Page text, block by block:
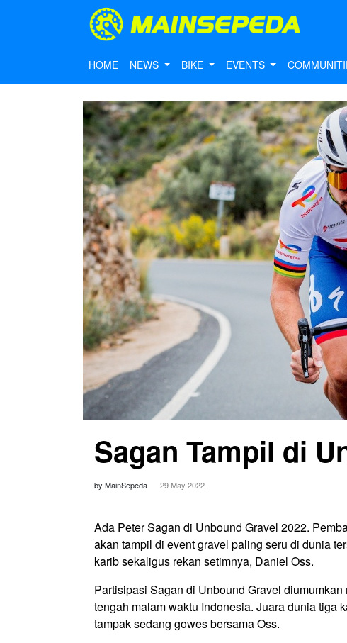
HOME NEWS BIKE EVENTS
Sagan Tampil di
by MainSepeda 29 May 2022
Ada Peter Sagan di Unbound Gravel 2022.
akan tampil di event gravel paling seru di dunia
karib sekaligus rekan setimnya, Daniel Oss.
Partisipasi Sagan di Unbound Gravel
tengah malam waktu Indonesia. Juara dunia tiga
tampak sedang gowes bersama Oss.